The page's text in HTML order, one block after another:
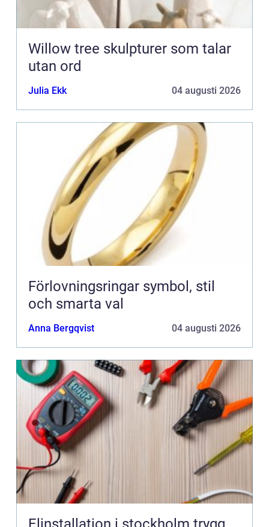
Willow tree skulpturer som talar
utan ord
Julia Ekk 04 augusti 2026
Förlovningsringar symbol, stil
och smarta val
Anna Bergqvist 04 augusti 2026